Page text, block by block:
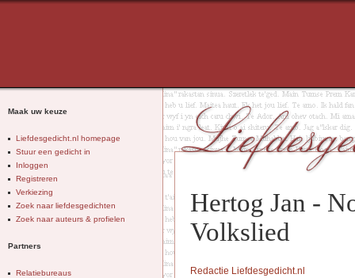
Hertog Jan -
Volkslied
Redactie Liefdesgedicht.nl
Maak uw keuze
Liefdesgedicht.nl homepage
Stuur een gedicht in
Inloggen
Registreren
Verkiezing
Zoek naar liefdesgedichten
Zoek naar auteurs & profielen
Partners
Relatiebureaus